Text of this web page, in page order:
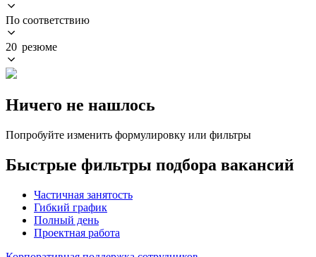
По соответствию
20 резюме
Ничего не нашлось
Попробуйте изменить формулировку или фильтры
Быстрые фильтры подбора вакансий
Частичная занятость
Гибкий график
Полный день
Проектная работа